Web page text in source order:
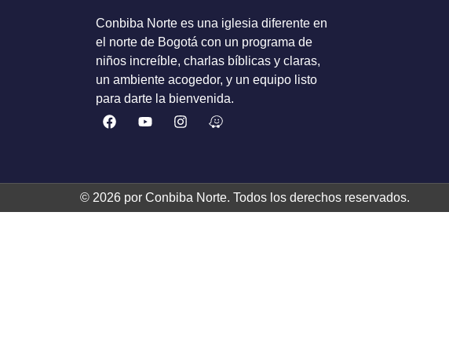
Conbiba Norte es una iglesia diferente en
el norte de Bogotá con un programa de
niños increíble, charlas bíblicas y claras,
un ambiente acogedor, y un equipo listo
para darte la bienvenida.
© 2026 por Conbiba Norte. Todos los derechos reservados.